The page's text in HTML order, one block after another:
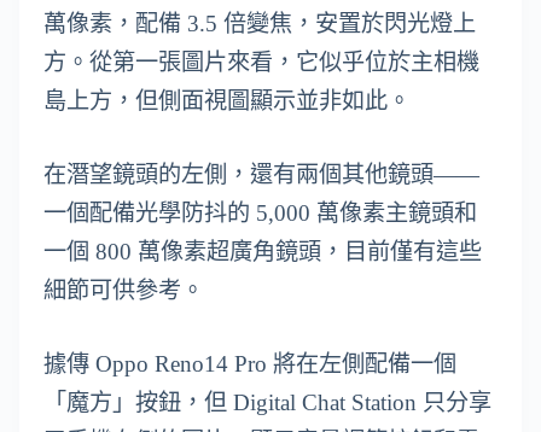
萬像素，配備 3.5 倍變焦，安置於閃光燈上
方。從第一張圖片來看，它似乎位於主相機
島上方，但側面視圖顯示並非如此。
在潛望鏡頭的左側，還有兩個其他鏡頭——
一個配備光學防抖的 5,000 萬像素主鏡頭和
一個 800 萬像素超廣角鏡頭，目前僅有這些
細節可供參考。
據傳 Oppo Reno14 Pro 將在左側配備一個
「魔方」按鈕，但 Digital Chat Station 只分享